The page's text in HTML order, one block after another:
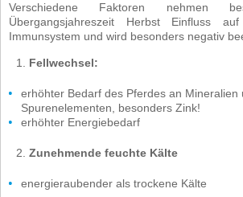
Verschiedene Faktoren nehmen
Übergangsjahreszeit Herbst Einfluss
Immunsystem und wird besonders negativ
Fellwechsel:
erhöhter Bedarf des Pferdes an Mineralien
Spurenelementen, besonders Zink!
erhöhter Energiebedarf
Zunehmende feuchte Kälte
energieraubender als trockene Kälte